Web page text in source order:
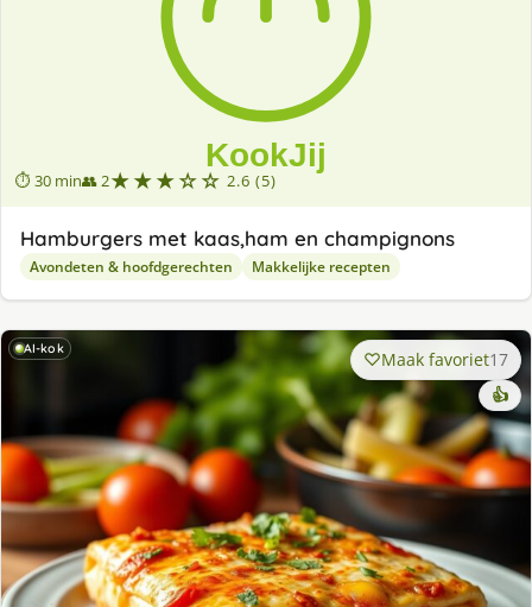
⏱ 30 min👥 2★★★☆☆ 2.6 (5)
Hamburgers met kaas,ham en champignons
Avondeten & hoofdgerechten Makkelijke recepten
AI-kok Maak favoriet17
👍